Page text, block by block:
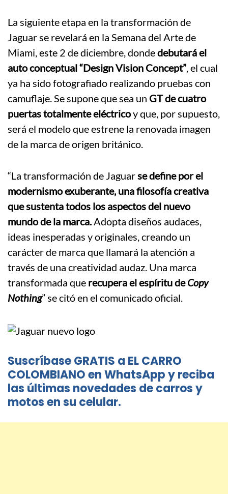
La siguiente etapa en la transformación de
Jaguar se revelará en la Semana del Arte de
Miami, este 2 de diciembre, dondedebutará el
auto conceptual “Design Vision Concept”, el cual
ya ha sido fotografiado realizando pruebas con
camuflaje. Se supone que sea un GT de cuatro
puertas totalmente eléctricoy que, por supuesto,
será el modelo que estrene la renovada imagen
de la marca de origen británico.
“La transformación de Jaguarse define por el
modernismo exuberante, una filosofía creativa
que sustenta todos los aspectos del nuevo
mundo de la marca.Adopta diseños audaces,
ideas inesperadas y originales, creando un
carácter de marca que llamará la atención a
través de una creatividad audaz. Una marca
transformada que recupera el espíritu deCopy
Nothing” se citó en el comunicado oficial.
Suscríbase GRATIS a EL CARRO
COLOMBIANO en WhatsApp y reciba
las últimas novedades de carros y
motos en su celular.